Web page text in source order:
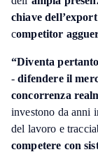
chiave
competitor
“Diventa
-difendere il
concorrenza
investono da anni
del lavoro e
competere con